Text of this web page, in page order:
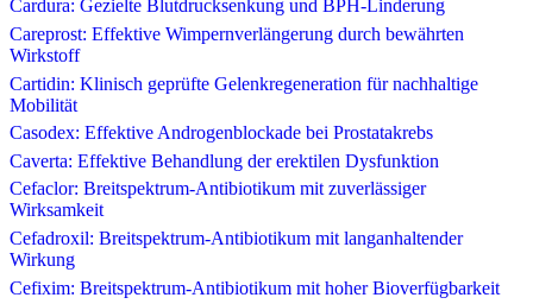
Cardura: Gezielte Blutdrucksenkung und BPH-Linderung
Careprost: Effektive Wimpernverlängerung durch bewährten
Wirkstoff
Cartidin: Klinisch geprüfte Gelenkregeneration für nachhaltige
Mobilität
Casodex: Effektive Androgenblockade bei Prostatakrebs
Caverta: Effektive Behandlung der erektilen Dysfunktion
Cefaclor: Breitspektrum-Antibiotikum mit zuverlässiger
Wirksamkeit
Cefadroxil: Breitspektrum-Antibiotikum mit langanhaltender
Wirkung
Cefixim: Breitspektrum-Antibiotikum mit hoher Bioverfügbarkeit